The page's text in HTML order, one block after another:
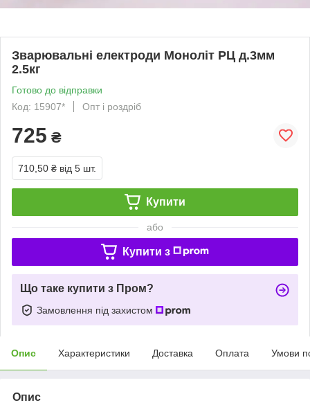
Зварювальні електроди Моноліт РЦ д.3мм
2.5кг
Готово до відправки
Код: 15907*
Опт і роздріб
725 ₴
710,50 ₴ від 5 шт.
Купити
або
Купити з
Що таке купити з Пром?
Замовлення під захистом
Опис Характеристики Доставка Оплата Умови
Опис